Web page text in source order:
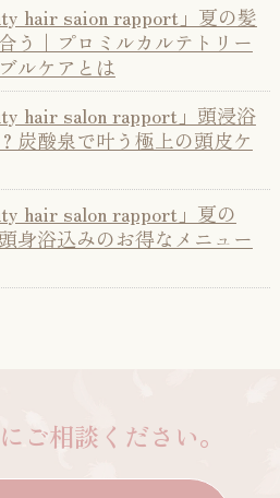
hair saion rapport」夏の髪
う｜プロミルカルテトリー
ルケアとは
hair salon rapport」頭浸浴
炭酸泉で叶う極上の頭皮ケ
hair salon rapport」夏の
身浴込みのお得なメニュー
ご相談ください。